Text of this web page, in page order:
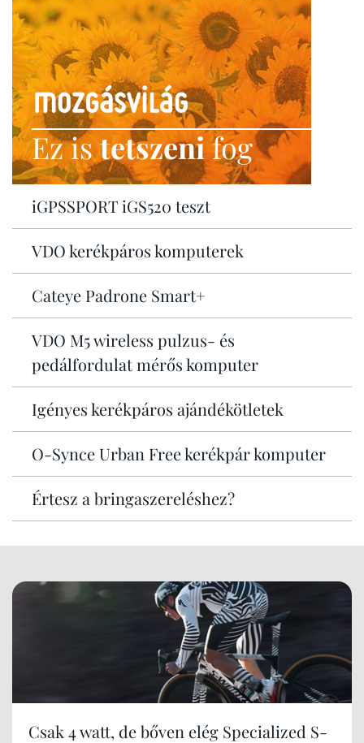
Ez istetszenifog
iGPSSPORT iGS520 teszt
VDO kerékpáros komputerek
Cateye Padrone Smart+
VDO M5 wireless pulzus- és
pedálfordulat mérős komputer
Igényes kerékpáros ajándékötletek
O-Synce Urban Free kerékpár komputer
Értesz a bringaszereléshez?
Csak 4 watt, de bőven elég Specialized S-